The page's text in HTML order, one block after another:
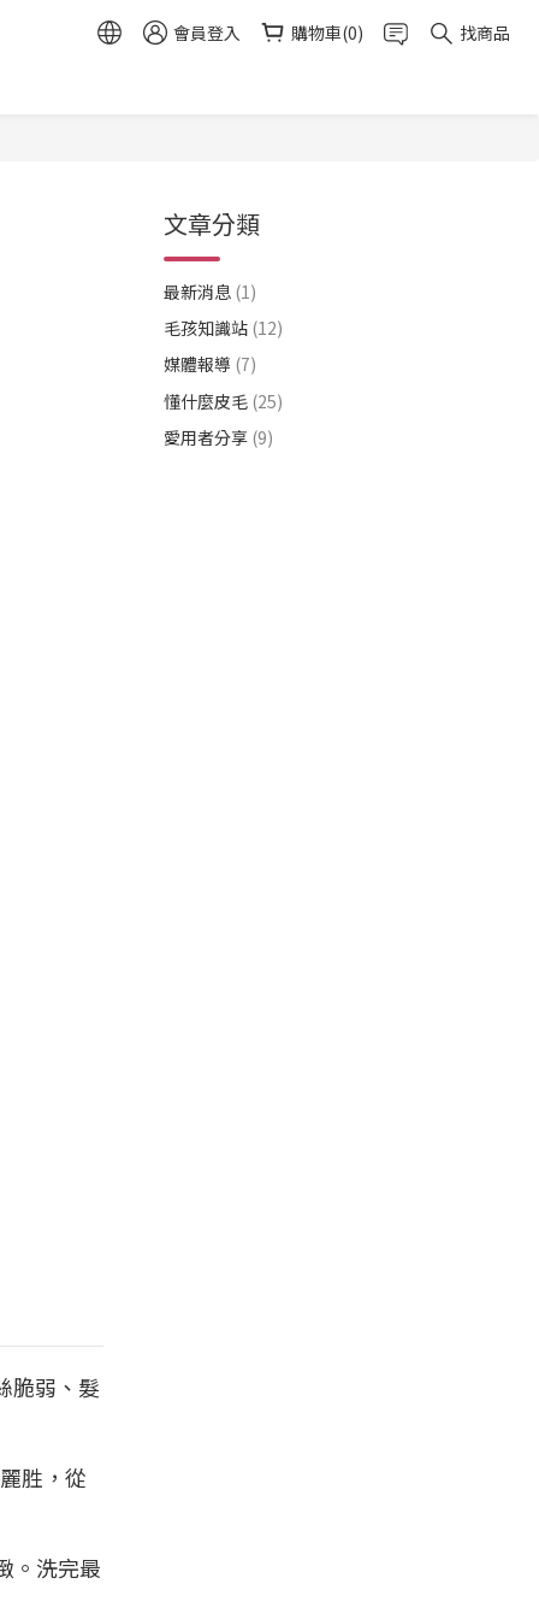
會員登入 購物車(0)
找商品
脆弱、髮
胜，從
。洗完最
文章分類
最新消息 (1)
毛孩知識站 (12)
媒體報導 (7)
懂什麼皮毛 (25)
愛用者分享 (9)